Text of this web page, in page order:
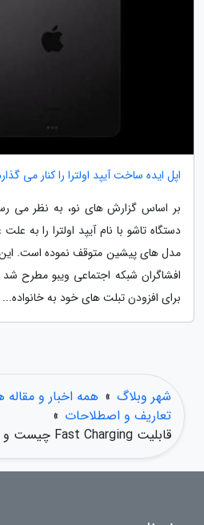
اپل ایده ساخت آیپد اولترا را کنار می
بر اساس گزارش های نو، به نظر می
دستگاه تاشو با نام آیپد اولترا را به
مدل های پیشین متوقف نموده است. این
افشاگران شبکه اجتماعی ویبو مطرح
برای افزودن تبلت های خود به خانواده...
شهر وبلاگ » همه اخبار و مقاله
تعاریف و اصطلاحات »
قابلیت Fast Charging چیست و چه مزایایی دارد؟